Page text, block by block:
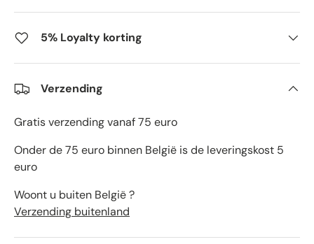
5% Loyalty korting
Verzending
Gratis verzending vanaf 75 euro
Onder de 75 euro binnen België is de leveringskost 5
euro
Woont u buiten België ?
Verzending buitenland